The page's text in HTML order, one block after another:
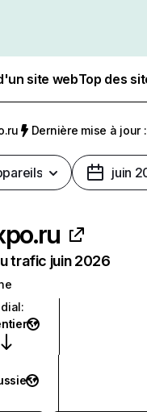
site webTop des
Dernière mise à jour
juin
trafic juin 2026
: